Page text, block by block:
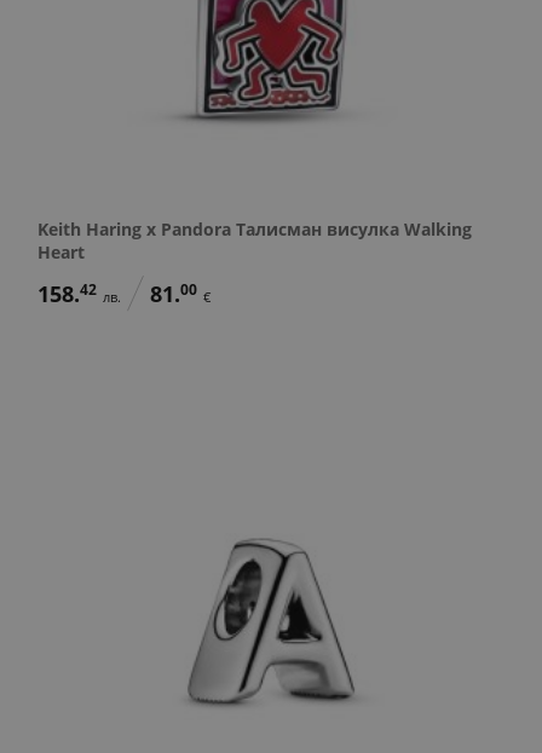
Keith Haring x Pandora Талисман висулка Walking
Heart
158.42 лв. 81.00 €